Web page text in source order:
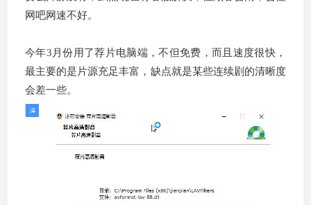
网吧网速不好。
今年3月份用了荐片电脑端，不但免费，而且速度很快，
最主要的是片源充足丰富，缺点就是某些连续剧的清晰度
会差一些。